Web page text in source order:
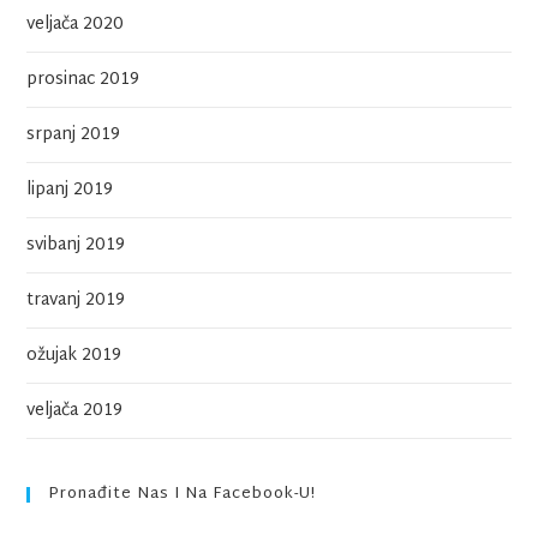
veljača 2020
prosinac 2019
srpanj 2019
lipanj 2019
svibanj 2019
travanj 2019
ožujak 2019
veljača 2019
Pronađite Nas I Na Facebook-U!